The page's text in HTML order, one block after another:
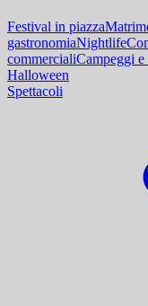
Festival in piazza
gastronomiaNightlife
commercialiCampeggi
Halloween
Spettacoli